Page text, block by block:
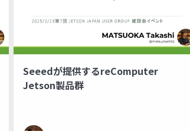
Seeedが提供するreComputer
Jetson製品群